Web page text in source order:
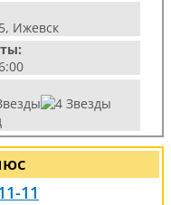
Ижевск
11